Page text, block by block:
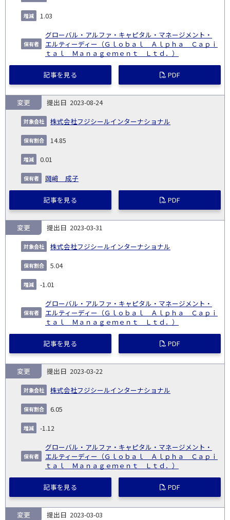
1.03
グローバル・アルファ・キャピタル・マネージメント・
エルティーディー（Ｇｌｏｂａｌ Ａｌｐｈａ Ｃａｐｉ
ｔａｌ Ｍａｎａｇｅｍｅｎｔ Ｌｔｄ．）
記事を見る PDF
2023-08-24
株式会社フジシールインターナショナル
変更
14.85
0.01
岡﨑 成子
記事を見る PDF
2023-03-31
株式会社フジシールインターナショナル
変更
5.04
-1.01
グローバル・アルファ・キャピタル・マネージメント・
エルティーディー（Ｇｌｏｂａｌ Ａｌｐｈａ Ｃａｐｉ
ｔａｌ Ｍａｎａｇｅｍｅｎｔ Ｌｔｄ．）
記事を見る PDF
2023-03-22
株式会社フジシールインターナショナル
変更
6.05
-1.12
グローバル・アルファ・キャピタル・マネージメント・
エルティーディー（Ｇｌｏｂａｌ Ａｌｐｈａ Ｃａｐｉ
ｔａｌ Ｍａｎａｇｅｍｅｎｔ Ｌｔｄ．）
記事を見る PDF
2023-03-03
変更